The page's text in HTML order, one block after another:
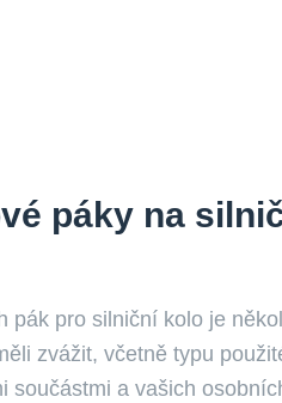
páky na
pák pro silniční kolo je
zvážit, včetně typu
součástmi a vašich